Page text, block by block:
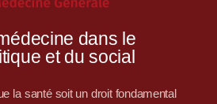
dans le
et du social
la santé soit un droit fondamental